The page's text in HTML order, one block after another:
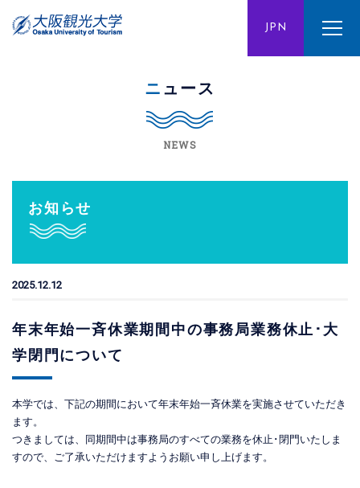
JPN
ENG CHN
ニュース
NEWS
お知らせ
2025.12.12
年末年始一斉休業期間中の事務局業務休止･大
学閉門について
本学では、下記の期間において年末年始一斉休業を実施させていただき
ます。
つきましては、同期間中は事務局のすべての業務を休止･閉門いたしま
すので、ご了承いただけますようお願い申し上げます。